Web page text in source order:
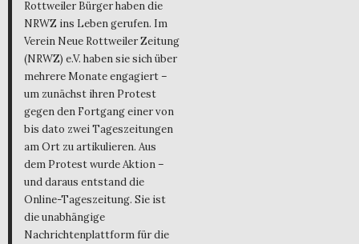
Rottweiler Bürger haben die
NRWZ ins Leben gerufen. Im
Verein Neue Rottweiler Zeitung
(NRWZ) e.V. haben sie sich über
mehrere Monate engagiert –
um zunächst ihren Protest
gegen den Fortgang einer von
bis dato zwei Tageszeitungen
am Ort zu artikulieren. Aus
dem Protest wurde Aktion –
und daraus entstand die
Online-Tageszeitung. Sie ist
die unabhängige
Nachrichtenplattform für die